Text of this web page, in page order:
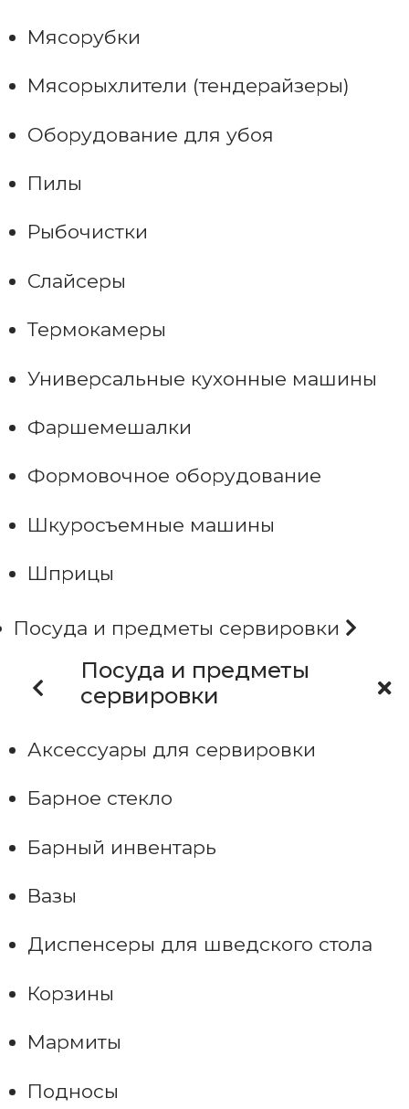
Мясорубки
Мясорыхлители (тендерайзеры)
Оборудование для убоя
Пилы
Рыбочистки
Слайсеры
Термокамеры
Универсальные кухонные машины
Фаршемешалки
Формовочное оборудование
Шкуросъемные машины
Шприцы
Посуда и предметы сервировки
Посуда и предметы
сервировки
Аксессуары для сервировки
Барное стекло
Барный инвентарь
Вазы
Диспенсеры для шведского стола
Корзины
Мармиты
Подносы